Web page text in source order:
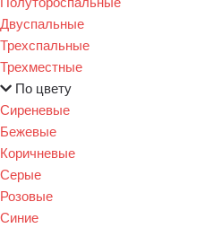
Двуспальные
Трехспальные
Трехместные
По цвету
Сиреневые
Бежевые
Коричневые
Серые
Розовые
Синие